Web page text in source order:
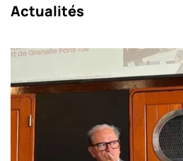
Actualités